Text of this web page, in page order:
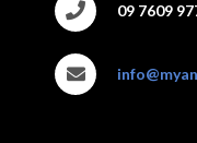
09 7609